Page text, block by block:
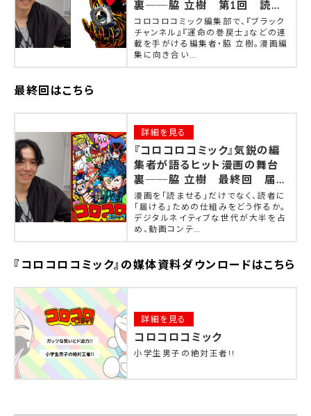
裏──脇 立樹 第1回 読者
の共感をつなぐ漫画づくりの思
考
コロコロコミック編集部で、『ブラック
チャンネル』『運命の巻戻士』などの連
載を手がける編集者・脇 立樹。漫画編
集に向き合い…
最終回はこちら
詳細を見る
『コロコロコミック』気鋭の編
集者が語るヒット漫画の舞台
裏──脇 立樹 最終回 届け
る接点を再設計する、メディア
ミックスの現在地
漫画を｢読ませる｣だけでなく、読者に
｢届ける｣ための仕組みをどう作るか。
デジタルネイティブな世代が大半を占
め、動画コンテ…
『コロコロコミック』 の媒体資料ダウンロードはこちら
詳細を見る
コロコロコミック
小学生男子の絶対王者!!